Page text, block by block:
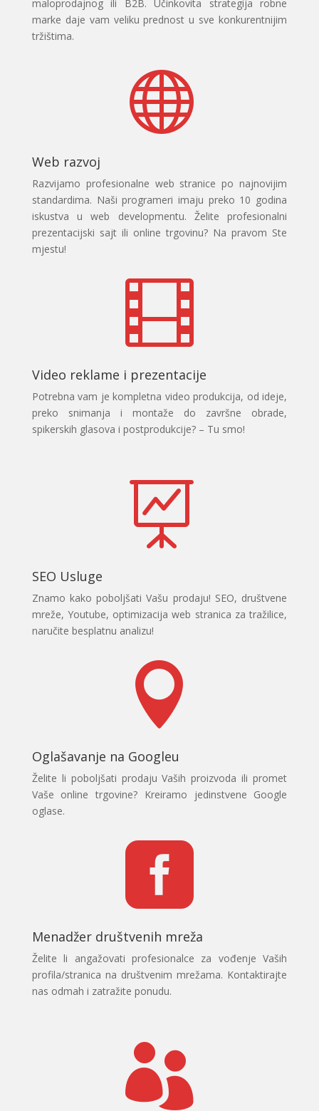
maloprodajnog ili B2B. Učinkovita strategija robne
marke daje vam veliku prednost u sve konkurentnijim
tržištima.

Web razvoj
Razvijamo profesionalne web stranice po najnovijim
standardima. Naši programeri imaju preko 10 godina
iskustva u web developmentu. Želite profesionalni
prezentacijski sajt ili online trgovinu? Na pravom Ste
mjestu!

Video reklame i prezentacije
Potrebna vam je kompletna video produkcija, od ideje,
preko snimanja i montaže do završne obrade,
spikerskih glasova i postprodukcije? – Tu smo!

SEO Usluge
Znamo kako poboljšati Vašu prodaju! SEO, društvene
mreže, Youtube, optimizacija web stranica za tražilice,
naručite besplatnu analizu!

Oglašavanje na Googleu
Želite li poboljšati prodaju Vaših proizvoda ili promet
Vaše online trgovine? Kreiramo jedinstvene Google
oglase.

Menadžer društvenih mreža
Želite li angažovati profesionalce za vođenje Vaših
profila/stranica na društvenim mrežama. Kontaktirajte
nas odmah i zatražite ponudu.
